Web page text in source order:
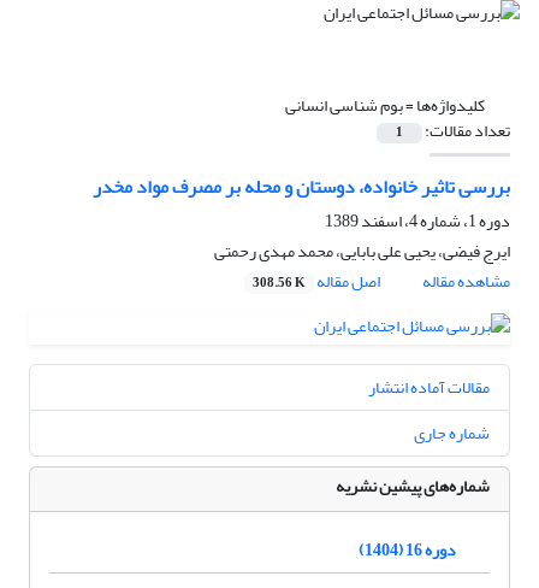
کلیدواژه‌ها =بوم شناسی انسانی
تعداد مقالات: 1
بررسی تاثیر خانواده، دوستان و محله بر مصرف مواد مخدر
دوره 1، شماره 4، اسفند 1389
ایرج فیضی، یحیی علی بابایی، محمد مهدی رحمتی
مشاهده مقاله
اصل مقاله 308.56 K
مقالات آماده انتشار
شماره جاری
شماره‌های پیشین نشریه
دوره 16 (1404)